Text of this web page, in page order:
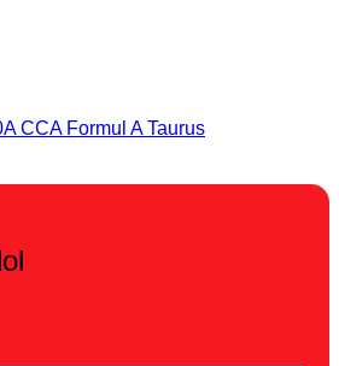
CCA Formul A Taurus